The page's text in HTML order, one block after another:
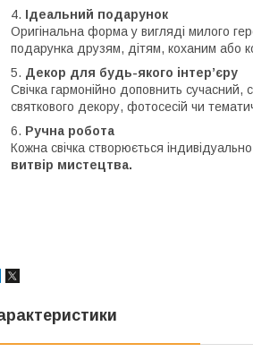
Ідеальний подарунок
Оригінальна форма у вигляді милого
подарунка друзям, дітям, коханим або
Декор для будь-якого інтер’єру
Свічка гармонійно доповнить сучасний,
святкового декору, фотосесій чи
Ручна робота
Кожна свічка створюється
витвір мистецтва.